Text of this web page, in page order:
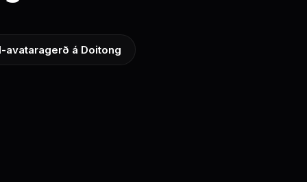
avataragerð á Doitong